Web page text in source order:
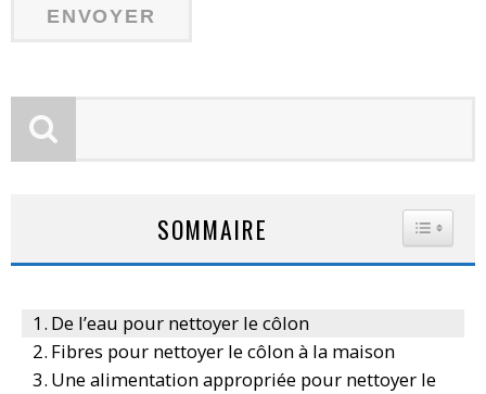
SOMMAIRE
De l’eau pour nettoyer le côlon
Fibres pour nettoyer le côlon à la maison
Une alimentation appropriée pour nettoyer le